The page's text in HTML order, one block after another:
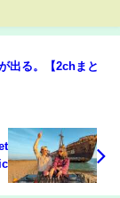
出る。【2chまと